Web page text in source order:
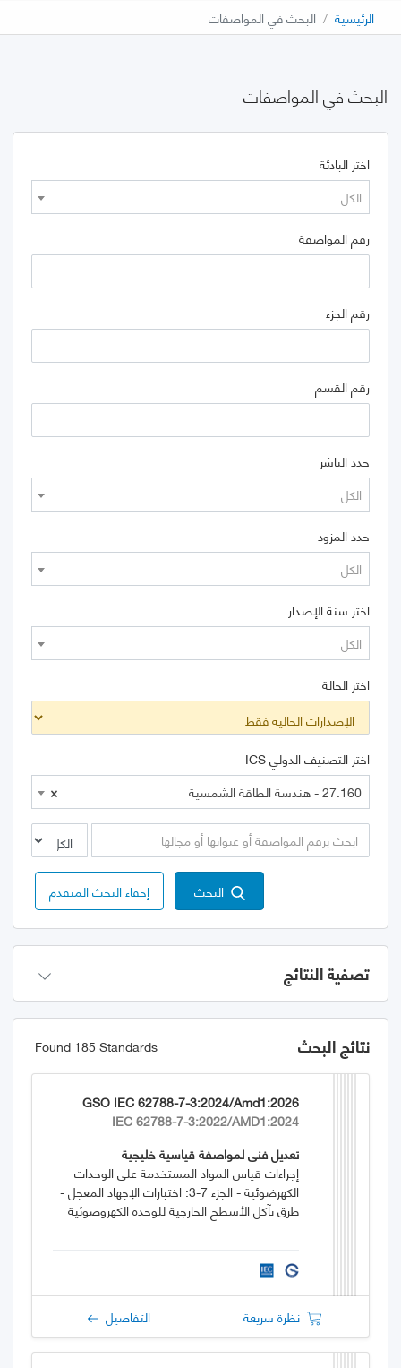
الرئيسية البحث في المواصفات
البحث في المواصفات
اختر البادئة
الكل
رقم المواصفة
رقم الجزء
رقم القسم
حدد الناشر
الكل
حدد المزود
الكل
اختر سنة الإصدار
الكل
اختر الحالة
اختر التصنيف الدولي ICS
×
27.160 - هندسة الطاقة الشمسية
البحث إخفاء البحث المتقدم
تصفية النتائج
نتائج البحث Found 185 Standards
GSO IEC 62788-7-3:2024/Amd1:2026
IEC 62788-7-3:2022/AMD1:2024
تعديل فني لمواصفة قياسية خليجية
إجراءات قياس المواد المستخدمة على الوحدات
الكهرضوئية - الجزء 7-3: اختبارات الإجهاد المعجل -
طرق تآكل الأسطح الخارجية للوحدة الكهروضوئية
نظرة سريعة التفاصيل